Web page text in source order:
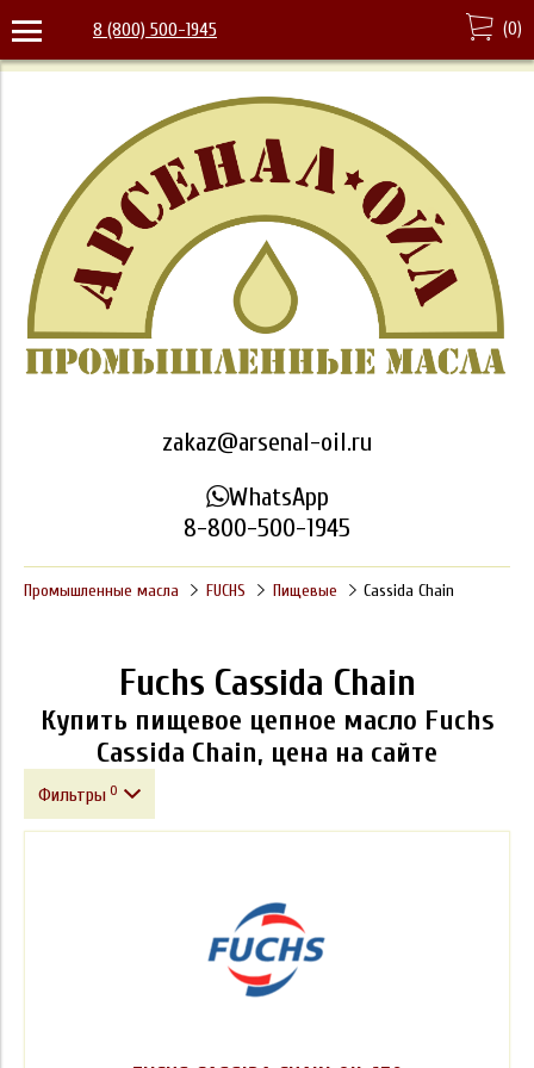
8 (800) 500-1945 (0)
zakaz@arsenal-oil.ru
WhatsApp
8-800-500-1945
Промышленные масла FUCHS Пищевые Cassida Chain
Fuchs Cassida Chain
Купить пищевое цепное масло Fuchs
Cassida Chain, цена на сайте
Фильтры 0